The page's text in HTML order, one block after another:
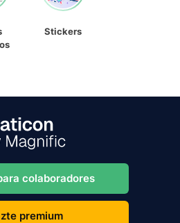
Stickers
colaboradores
premium